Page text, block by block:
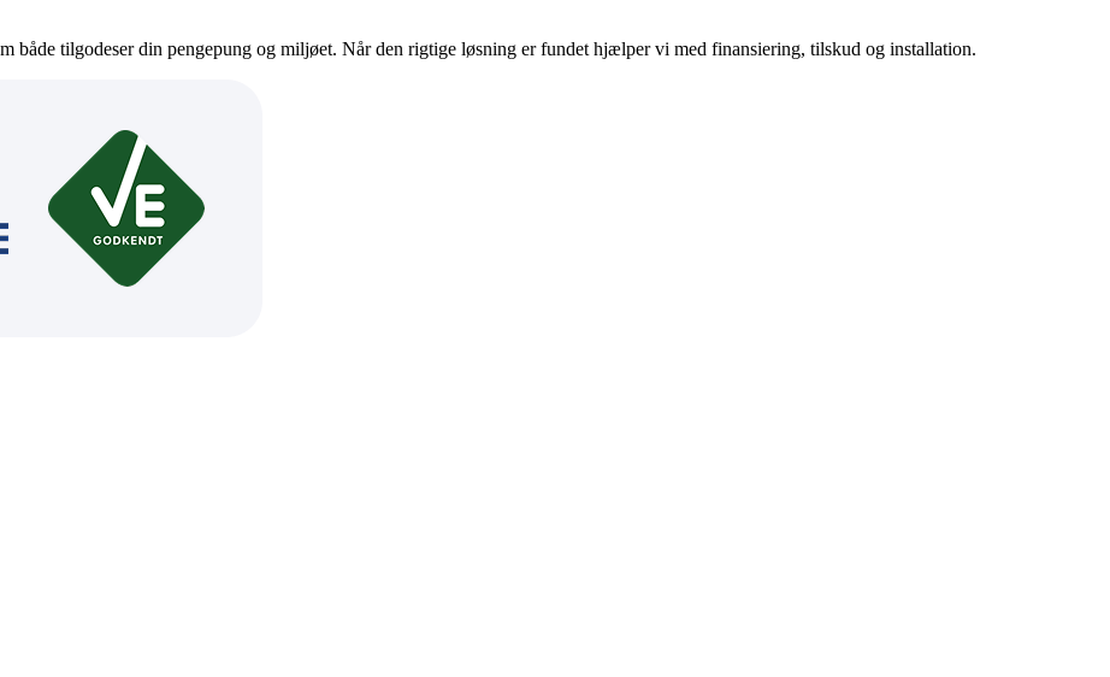
både tilgodeser din pengepung og miljøet. Når den rigtige løsning er fundet hjælper vi med finansiering, tilskud og installation.